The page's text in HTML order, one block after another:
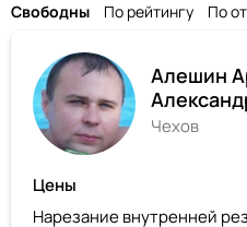
Свободны По рейтингу По
Алешин
Чехов
Цены
Нарезание внутренней